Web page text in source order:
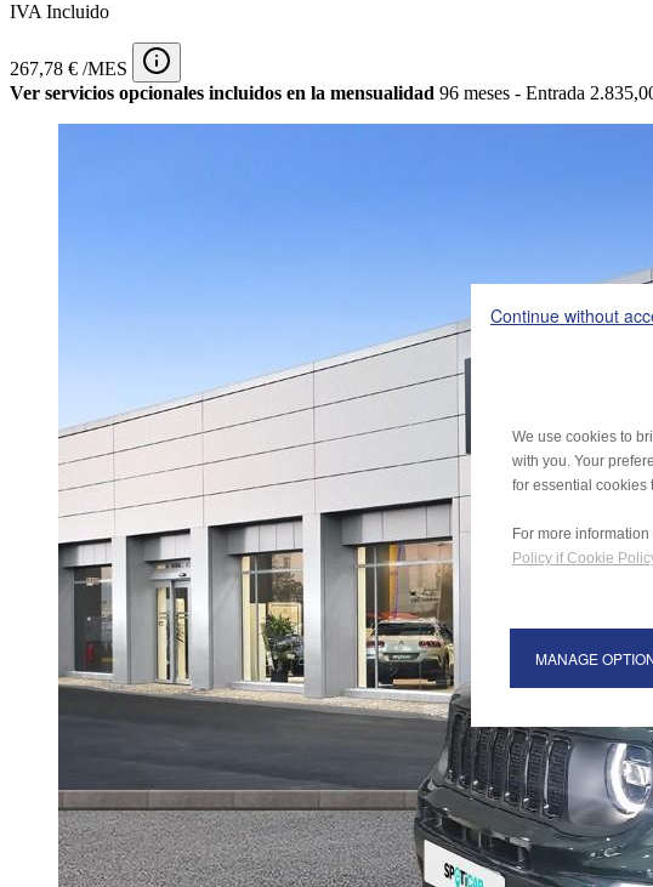
IVA Incluido
267,78 € /MES
Ver servicios opcionales incluidos en la mensualidad 96 meses - Entrada
Continue without
We use cookies to
with you. Your
for essential cookies
For more
Policy if Cookie
MANAGE